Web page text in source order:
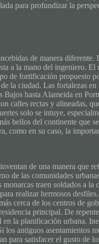
para profundizar la
de manera diferente.
a la mano del ingeniero. El
de fortificación propuesto
la ciudad. Las fortalezas en
Bajos hasta Alameida en
calles rectas y alineadas,
solo se intuye,
bellos del continente que
como en su caso, la
de una manera que
de las comunidades
traen soldados a la
realizar hermosos
cerca de los centros de
principal. De
en la planificación urbana.
antiguos asentamientos
para satisfacer el gusto de